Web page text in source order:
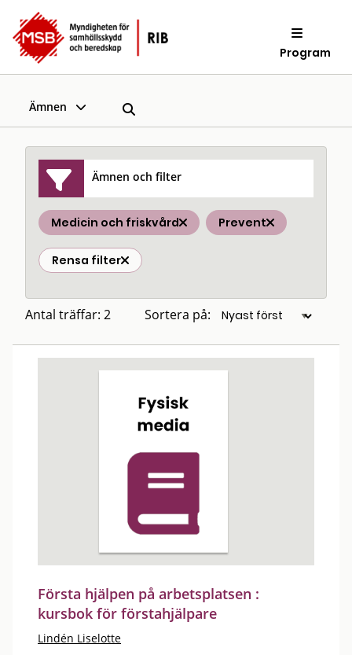
Program
Ämnen
Ämnen och filter
Medicin och friskvård Prevent
Rensa filter
Antal träffar: 2 Sortera på:
Första hjälpen på arbetsplatsen :
kursbok för förstahjälpare
Lindén Liselotte